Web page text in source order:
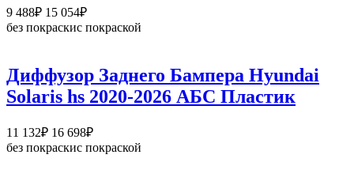
9 488₽ 15 054₽Диапазон
цен:
15
054₽
без покраскис покраской
Диффузор Заднего Бампера Hyundai
Solaris hs 2020-2026 АБС Пластик
11 132₽ 16 698₽Диапазон
цен:
без покраскис покраской